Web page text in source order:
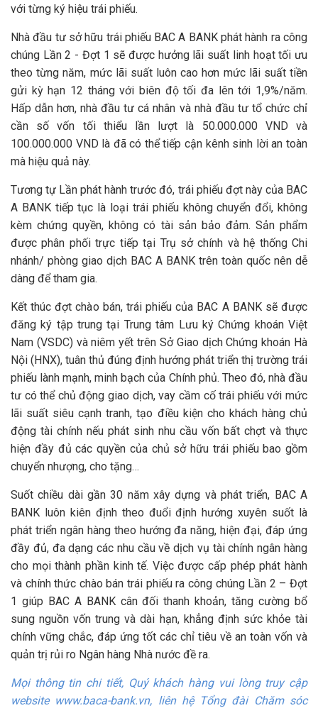
với từng ký hiệu trái phiếu.
Nhà đầu tư sở hữu trái phiếu BAC A BANK phát hành ra công
chúng Lần 2 - Đợt 1 sẽ được hưởng lãi suất linh hoạt tối ưu
theo từng năm, mức lãi suất luôn cao hơn mức lãi suất tiền
gửi kỳ hạn 12 tháng với biên độ tối đa lên tới 1,9%/năm.
Hấp dẫn hơn, nhà đầu tư cá nhân và nhà đầu tư tổ chức chỉ
cần số vốn tối thiểu lần lượt là 50.000.000 VND và
100.000.000 VND là đã có thể tiếp cận kênh sinh lời an toàn
mà hiệu quả này.
Tương tự Lần phát hành trước đó, trái phiếu đợt này của BAC
A BANK tiếp tục là loại trái phiếu không chuyển đổi, không
kèm chứng quyền, không có tài sản bảo đảm. Sản phẩm
được phân phối trực tiếp tại Trụ sở chính và hệ thống Chi
nhánh/ phòng giao dịch BAC A BANK trên toàn quốc nên dễ
dàng để tham gia.
Kết thúc đợt chào bán, trái phiếu của BAC A BANK sẽ được
đăng ký tập trung tại Trung tâm Lưu ký Chứng khoán Việt
Nam (VSDC) và niêm yết trên Sở Giao dịch Chứng khoán Hà
Nội (HNX), tuân thủ đúng định hướng phát triển thị trường trái
phiếu lành mạnh, minh bạch của Chính phủ. Theo đó, nhà đầu
tư có thể chủ động giao dịch, vay cầm cố trái phiếu với mức
lãi suất siêu cạnh tranh, tạo điều kiện cho khách hàng chủ
động tài chính nếu phát sinh nhu cầu vốn bất chợt và thực
hiện đầy đủ các quyền của chủ sở hữu trái phiếu bao gồm
chuyển nhượng, cho tặng…
Suốt chiều dài gần 30 năm xây dựng và phát triển, BAC A
BANK luôn kiên định theo đuổi định hướng xuyên suốt là
phát triển ngân hàng theo hướng đa năng, hiện đại, đáp ứng
đầy đủ, đa dạng các nhu cầu về dịch vụ tài chính ngân hàng
cho mọi thành phần kinh tế. Việc được cấp phép phát hành
và chính thức chào bán trái phiếu ra công chúng Lần 2 – Đợt
1 giúp BAC A BANK cân đối thanh khoản, tăng cường bổ
sung nguồn vốn trung và dài hạn, khẳng định sức khỏe tài
chính vững chắc, đáp ứng tốt các chỉ tiêu về an toàn vốn và
quản trị rủi ro Ngân hàng Nhà nước đề ra.
Mọi thông tin chi tiết, Quý khách hàng vui lòng truy cập
website www.baca-bank.vn, liên hệ Tổng đài Chăm sóc